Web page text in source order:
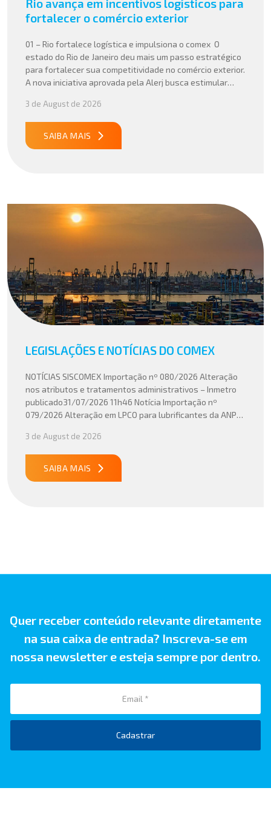
Rio avança em incentivos logísticos para
fortalecer o comércio exterior
01 – Rio fortalece logística e impulsiona o comex O
estado do Rio de Janeiro deu mais um passo estratégico
para fortalecer sua competitividade no comércio exterior.
A nova iniciativa aprovada pela Alerj busca estimular
para empresas que atuam com importação e exportação,
especialmente em setores que […]
3 de August de 2026
SAIBA MAIS
LEGISLAÇÕES E NOTÍCIAS DO COMEX
NOTÍCIAS SISCOMEX Importação nº 080/2026 Alteração
nos atributos e tratamentos administrativos – Inmetro
publicado31/07/2026 11h46 Notícia Importação nº
079/2026 Alteração em LPCO para lubrificantes da ANP
078/2026 Atualização do cálculo do Imposto de
Importação no Acordo Mercosul – União Europeia
publicado29/07/2026 18h47 Notícia PUBLICADO DOU
31/07/26 ATO CONJUNTO RFB/CGIBS Nº […]
3 de August de 2026
SAIBA MAIS
Quer receber conteúdo relevante diretamente
na sua caixa de entrada? Inscreva-se em
nossa newsletter e esteja sempre por dentro.
Cadastrar